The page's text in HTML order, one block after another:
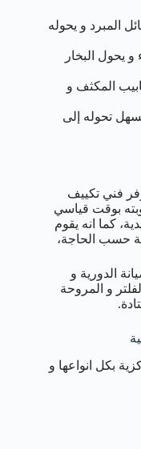
المبرد و يحوله
يحول البخار
المكثف و
تحوله إلى
فني تكييف
بوقت قياسي
كما انه يقوم
حسب الحاجة،
الدورية و
و المروحة
بكل انواعها و